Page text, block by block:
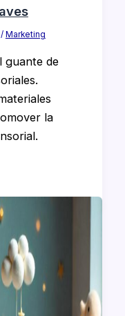
/ Marketing
guante de
la